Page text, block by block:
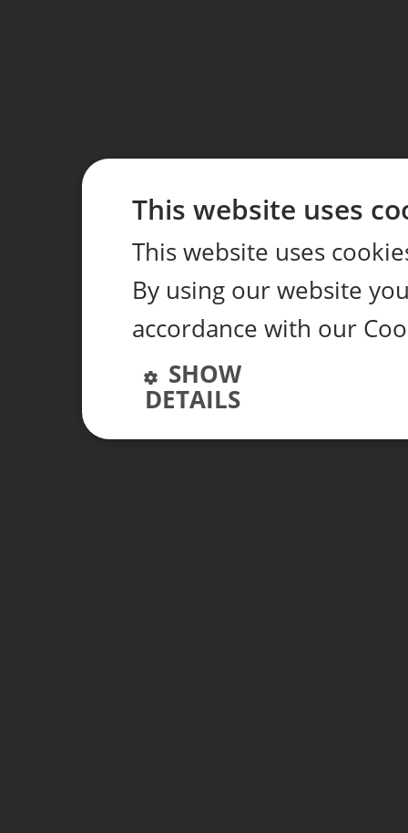
This website uses
This website uses
By using our website
accordance with our
SHOW
DETAILS